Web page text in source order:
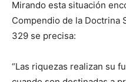
Mirando esta situación
Compendio de la Doctrina
329 se precisa:
“Las riquezas realizan su